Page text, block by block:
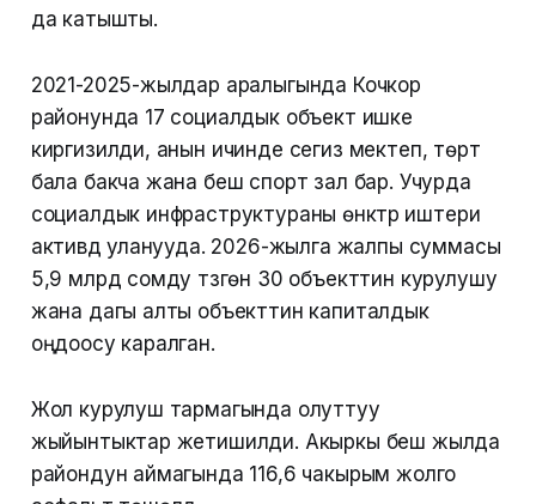
да катышты.
2021-2025-жылдар аралыгында Кочкор
районунда 17 социалдык объект ишке
киргизилди, анын ичинде сегиз мектеп, төрт
бала бакча жана беш спорт зал бар. Учурда
социалдык инфраструктураны өнүктүрүү иштери
активдүү уланууда. 2026-жылга жалпы суммасы
5,9 млрд сомду түзгөн 30 объекттин курулушу
жана дагы алты объекттин капиталдык
оңдоосу каралган.
Жол курулуш тармагында олуттуу
жыйынтыктар жетишилди. Акыркы беш жылда
райондун аймагында 116,6 чакырым жолго